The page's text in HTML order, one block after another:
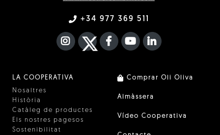
+34 977 369 511
INSTAGRAM
TWITTER
FACEBOOK F
YOUTUBEFA LINKEDIN
LA COOPERATIVA
Nosaltres
Història
Catàleg de productes
Els nostres pagesos
Sostenibilitat
Comprar Oli Oliva
Almàssera
Vídeo Cooperativa